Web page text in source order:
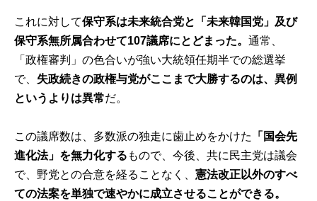
これに対して保守系は未来統合党と「未来韓国党」及び
保守系無所属合わせて107議席にとどまった。通常、
「政権審判」の色合いが強い大統領任期半での総選挙
で、 失政続きの政権与党がここまで大勝するのは、異例
というよりは異常だ。
この議席数は、多数派の独走に歯止めをかけた
「国会先
進化法」を無力化する もので、今後、共に民主党は議会
で、野党との合意を経ることなく、憲法改正以外のすべ
ての法案を単独で速やかに成立させることができる。